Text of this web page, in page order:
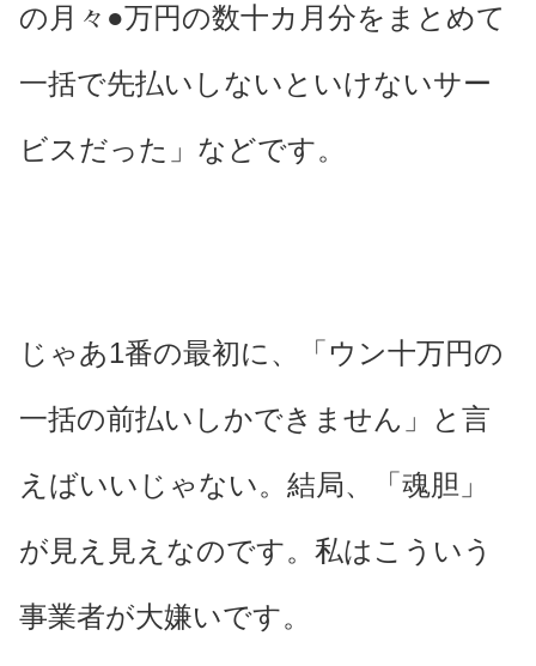
の月々●万円の数十カ月分をまとめて
一括で先払いしないといけないサー
ビスだった」などです。
じゃあ1番の最初に、「ウン十万円の
一括の前払いしかできません」と言
えばいいじゃない。結局、「魂胆」
が見え見えなのです。私はこういう
事業者が大嫌いです。